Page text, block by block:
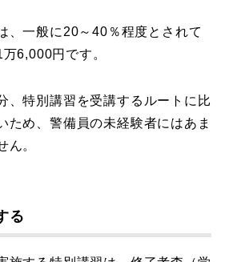
、一般に20～40％程度とされて
6,000円です。
、特別講習を受講するルートに比
ため、警備員の未経験者にはあま
ん。
る